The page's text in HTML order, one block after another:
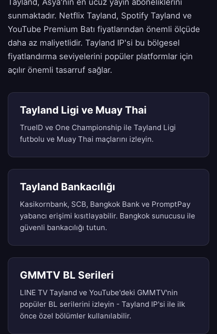
Tayland, Asya'nın en ucuz yayın aboneliklerini
sunmaktadır. Netflix Tayland, Spotify Tayland ve
YouTube Premium Batı fiyatlarından önemli ölçüde
daha az maliyetlidir. Tayland IP'si bu bölgesel
fiyatlandırma seviyelerini popüler platformlar için
açılır önemli tasarruf sağlar.
Tayland Ligi ve Muay Thai
TrueID ve One Championship ile Tayland Ligi
futbolu ve Muay Thai maçlarını izleyin.
Tayland Bankacılığı
Kasikornbank, SCB, Bangkok Bank ve PromptPay
yabancı erişimi kısıtlayabilir. Bangkok sunucusu ile
güvenli bankacılığı tutun.
GMMTV BL Serileri
LINE TV Tayland ve YouTube'deki GMMTV'nin
popüler BL serilerini izleyin - Tayland IP'si ile ilk
önce özel bölümler kullanılabilir.